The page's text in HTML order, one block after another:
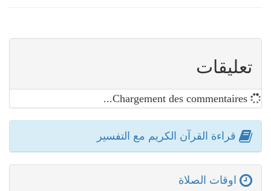
تعليقات
قراءة القرآن الكريم مع التفسير
اوقات الصلاة